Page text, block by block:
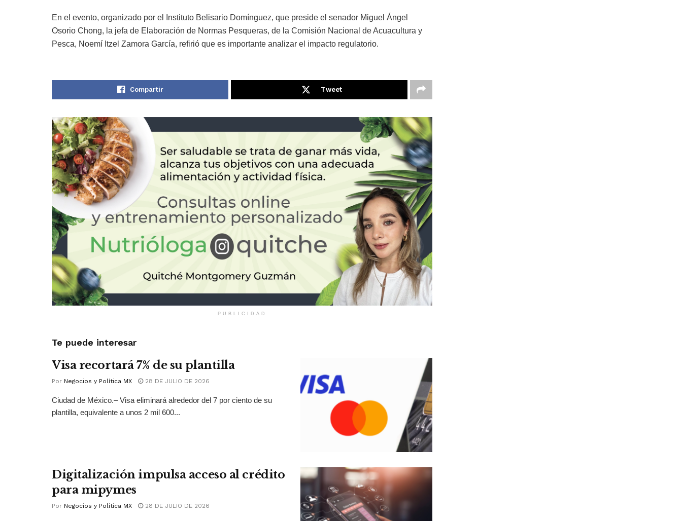
En el evento, organizado por el Instituto Belisario Domínguez, que preside el senador Miguel Ángel
Osorio Chong, la jefa de Elaboración de Normas Pesqueras, de la Comisión Nacional de Acuacultura y
Pesca, Noemí Itzel Zamora García, refirió que es importante analizar el impacto regulatorio.
Compartir Tweet
PUBLICIDAD
Te puede interesar
Visa recortará 7% de su plantilla
Por Negocios y Política MX 28 DE JULIO DE 2026
Ciudad de México.– Visa eliminará alrededor del 7 por ciento de su
plantilla, equivalente a unos 2 mil 600...
Digitalización impulsa acceso al crédito
para mipymes
Por Negocios y Política MX 28 DE JULIO DE 2026